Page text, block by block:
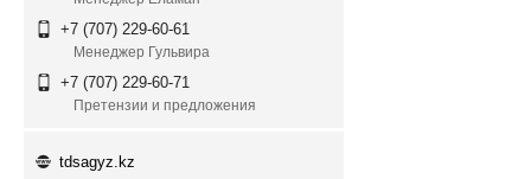
+7 (707) 229-60-61
Менеджер Гульвира
+7 (707) 229-60-71
Претензии и предложения
tdsagyz.kz